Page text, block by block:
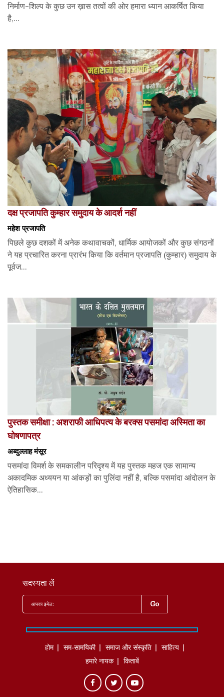
निर्माण-शिल्प के कुछ उन ख़ास तत्वों की ओर हमारा ध्यान आकर्षित किया
है,...
दक्ष प्रजापति कुम्हार समुदाय के आदर्श नहीं
महेश प्रजापति
पिछले कुछ दशकों में अनेक कथावाचकों, धार्मिक आयोजकों और कुछ संगठनों
ने यह प्रचारित करना प्रारंभ किया कि वर्तमान प्रजापति (कुम्हार) समुदाय के
पूर्वज...
पुस्तक समीक्षा : अशराफी आधिपत्य के बरक्स पसमांदा अस्मिता का
घोषणापत्र
अब्दुल्लाह मंसूर
पसमांदा विमर्श के समकालीन परिदृश्य में यह पुस्तक महज एक सामान्य
अकादमिक अध्ययन या आंकड़ों का पुलिंदा नहीं है, बल्कि पसमांदा आंदोलन के
ऐतिहासिक...
सदस्यता लें
होम सम-सामयिकी समाज और संस्कृति
साहित्‍य
हमारे नायक
किताबें